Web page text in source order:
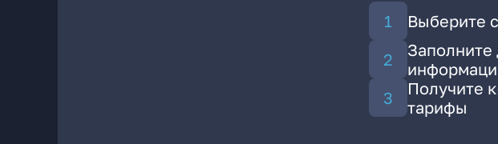
Выберите
Заполните
Получите
тарифы